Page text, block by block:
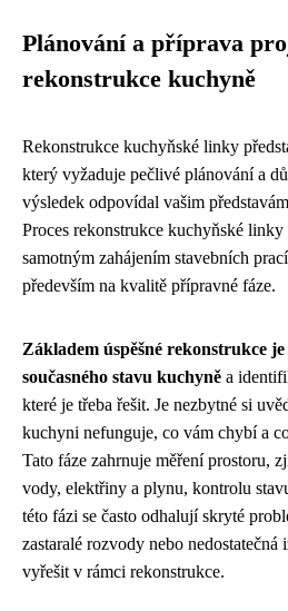
Plánování a příprava
rekonstrukce kuchyně
Rekonstrukce kuchyňské linky
který vyžaduje pečlivé plánování a
výsledek odpovídal vašim
Proces rekonstrukce kuchyňské
samotným zahájením stavebních
především na kvalitě přípravné fáze.
Základem úspěšné rekonstrukce
současného stavu kuchyně a
které je třeba řešit. Je nezbytné si
kuchyni nefunguje, co vám chybí a
Tato fáze zahrnuje měření prostoru,
vody, elektřiny a plynu, kontrolu
této fázi se často odhalují skryté
zastaralé rozvody nebo nedostatečná
vyřešit v rámci rekonstrukce.